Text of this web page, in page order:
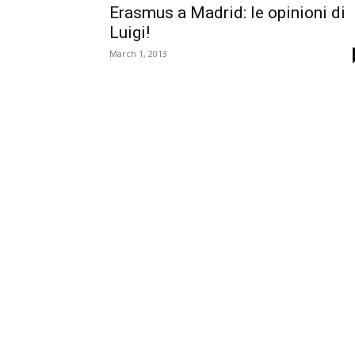
Erasmus a Madrid: le opinioni di
Luigi!
March 1, 2013